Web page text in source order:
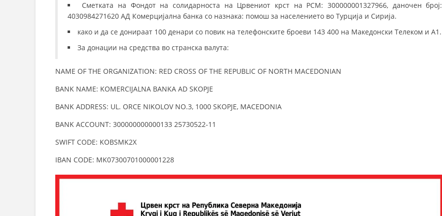
Сметката на Фондот на солидарноста на Црвениот крст на РСМ: 300000001327966, даночен број:
4030984271620 АД Комерцијална банка со назнака: помош за населението во Турција и Сирија.
како и да се донираат 100 денари со повик на телефонските броеви 143 400 на Македонски Телеком и А1.
За донации на средства во странска валута:
NAME OF THE ORGANIZATION: RED CROSS OF THE REPUBLIC OF NORTH MACEDONIAN
BANK NAME: KOMERCIJALNA BANKA AD SKOPJE
BANK ADDRESS: UL. ORCE NIKOLOV NO.3, 1000 SKOPJE, MACEDONIA
BANK ACCOUNT: 300000000000133 25730522-11
SWIFT CODE: KOBSMK2X
IBAN CODE: MK07300701000001228